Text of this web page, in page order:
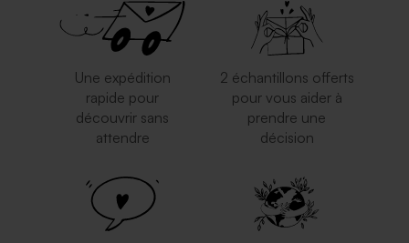
Magnifique enveloppe dorée
Enveloppe rouge
Une expédition
rapide pour
découvrir sans
attendre
2 échantillons offerts
pour vous aider à
prendre une
décision